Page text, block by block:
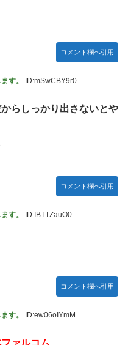
コメント欄へ引用
す。 ID:mSwCBY9r0
らしっかり出さないとや
コメント欄へ引用
す。 ID:IBTTZauO0
コメント欄へ引用
す。 ID:ew06oIYmM